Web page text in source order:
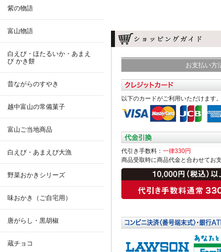
紫の物語
富山物語
白えび・ほたるいか・あまえ
び かき餅
昔ながらのすやき
越中富山の常備菓子
富山ご当地商品
白えび・あまえび大漁
野菜おかきシリーズ
味おかき（ご自宅用）
唐がらし・黒胡椒
蔵チョコ
お支払い方
以下のカードがご利用いただけます
代引き手数料： 一律330円
商品受取時に商品代金と合わせてお